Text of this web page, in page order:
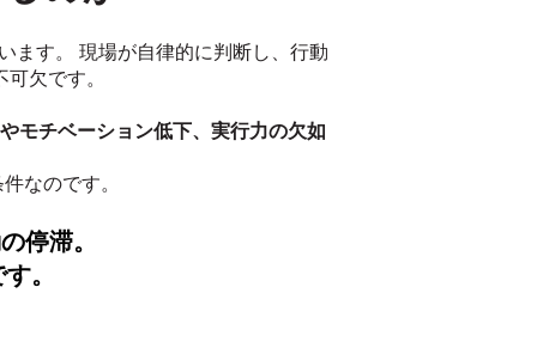
ます。 現場が自律的に判断し、行動
欠です。
モチベーション低下、実行力の欠如
なのです。
停滞。
。